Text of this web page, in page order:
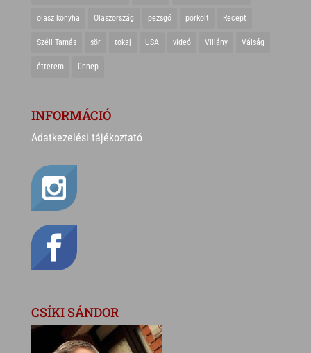
olasz konyha Olaszország pezsgő pörkölt Recept
Széll Tamás sör tokaj USA videó Villány Válság
étterem ünnep
INFORMÁCIÓ
Adatkezelési tájékoztató
CSÍKI SÁNDOR